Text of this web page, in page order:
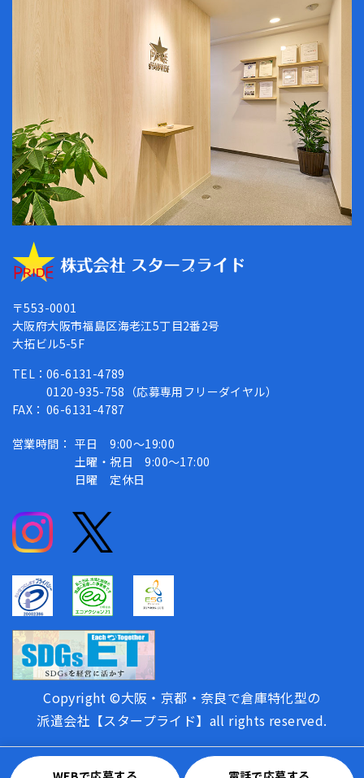
〒553-0001
大阪府大阪市福島区海老江5丁目2番2号
大拓ビル5-5F
TEL：06-6131-4789
0120-935-758（応募専用フリーダイヤル）
FAX： 06-6131-4787
営業時間： 平日 9:00～19:00
土曜・祝日 9:00～17:00
日曜 定休日
Copyright ©大阪・京都・奈良で倉庫特化型の
派遣会社【スタープライド】all rights reserved.